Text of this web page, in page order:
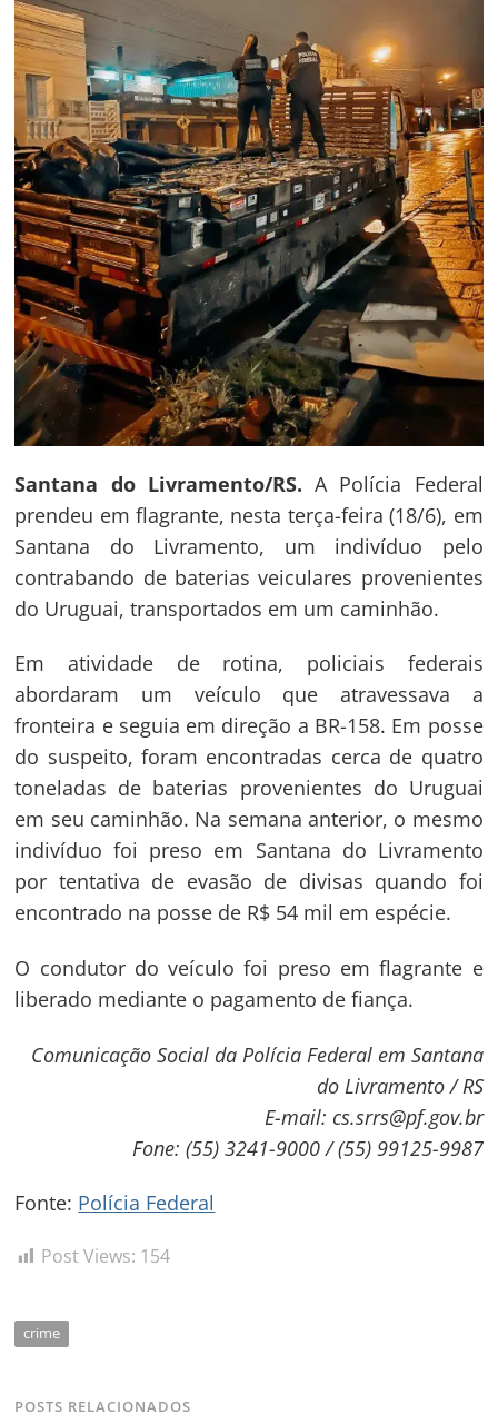
Santana do Livramento/RS. A Polícia Federal
prendeu em flagrante, nesta terça-feira (18/6), em
Santana do Livramento, um indivíduo pelo
contrabando de baterias veiculares provenientes
do Uruguai, transportados em um caminhão.
Em atividade de rotina, policiais federais
abordaram um veículo que atravessava a
fronteira e seguia em direção a BR-158. Em posse
do suspeito, foram encontradas cerca de quatro
toneladas de baterias provenientes do Uruguai
em seu caminhão. Na semana anterior, o mesmo
indivíduo foi preso em Santana do Livramento
por tentativa de evasão de divisas quando foi
encontrado na posse de R$ 54 mil em espécie.
O condutor do veículo foi preso em flagrante e
liberado mediante o pagamento de fiança.
Comunicação Social da Polícia Federal em Santana
do Livramento / RS
E-mail: cs.srrs@pf.gov.br
Fone: (55) 3241-9000 / (55) 99125-9987
Fonte: Polícia Federal
Post Views: 154
crime
POSTS RELACIONADOS
Navegação
de